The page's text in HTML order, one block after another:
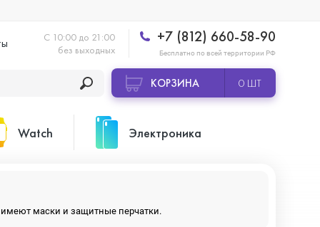
С 10:00 до 21:00
без выходных
+7 (812) 660-58-90
Бесплатно по всей территории РФ
КОРЗИНА 0 ШТ
Watch Электроника
имеют маски и защитные перчатки.